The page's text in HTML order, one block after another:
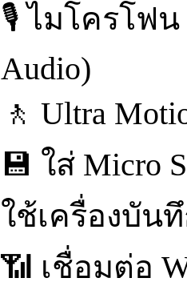
🎙️ ไมโครโฟ
Audio)
🚶 Ultra
💾 ใส่ Micro
ใช้เครื่องบัน
📶 เชื่อมต่อ